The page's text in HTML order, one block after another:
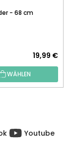
- 68 cm
19,99 €
WÄHLEN
Youtube